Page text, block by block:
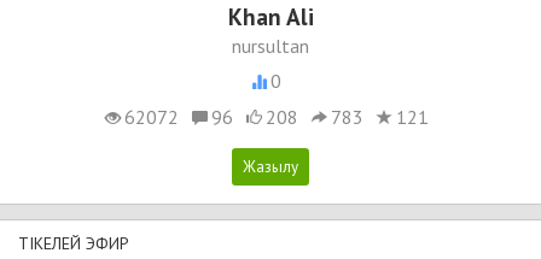
Khan Ali
nursultan
0
62072
96 208 783 121
ТІКЕЛЕЙ ЭФИР